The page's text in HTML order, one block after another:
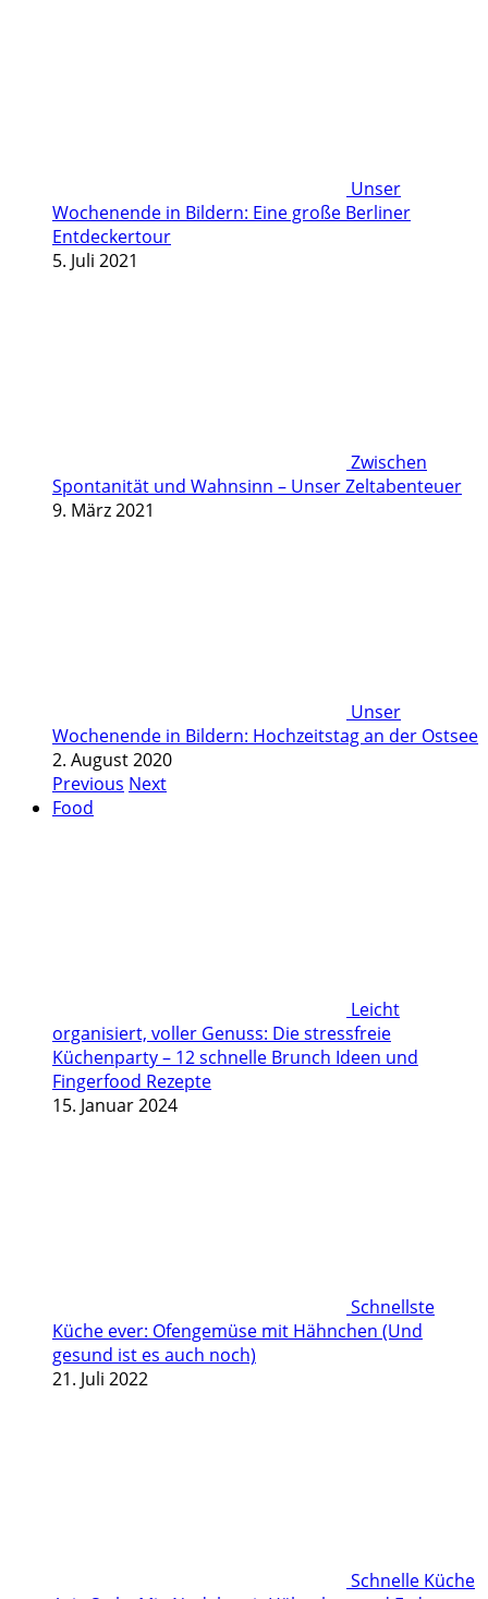
Unser
Wochenende in Bildern: Eine große Berliner
Entdeckertour
5. Juli 2021
Zwischen
Spontanität und Wahnsinn – Unser Zeltabenteuer
9. März 2021
Unser
Wochenende in Bildern: Hochzeitstag an der Ostsee
2. August 2020
Previous Next
Food
Leicht
organisiert, voller Genuss: Die stressfreie
Küchenparty – 12 schnelle Brunch Ideen und
Fingerfood Rezepte
15. Januar 2024
Schnellste
Küche ever: Ofengemüse mit Hähnchen (Und
gesund ist es auch noch)
21. Juli 2022
Schnelle Küche